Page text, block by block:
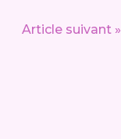
Article suivant »